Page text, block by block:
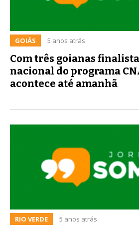
GOIÁS 5 anos atrás
Com três goianas
nacional do programa
acontece até amanhã
RIO VERDE 5 anos atrás